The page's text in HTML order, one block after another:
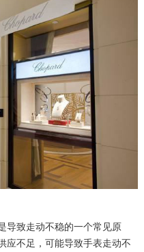
致走动不稳的一个常见原
应不足，可能导致手表走动不